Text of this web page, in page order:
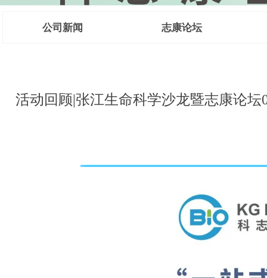
活动回顾|张江生命科学沙龙暨志康论
CMC法规咨
公司新闻 志康论坛